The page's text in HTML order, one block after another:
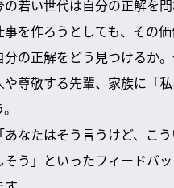
若い世代は自分の正解を
事を作ろうとしても、その
分の正解をどう見つけるか
や尊敬する先輩、家族に「
あなたはそう言うけど、こ
そう」といったフィードバ